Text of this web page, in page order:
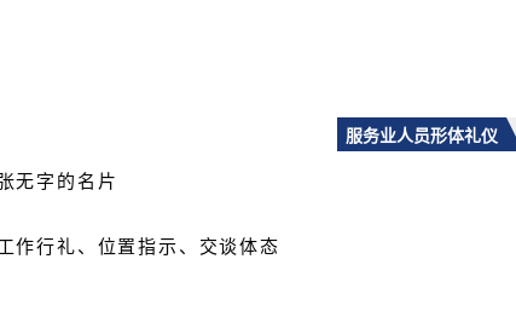
服务业人员形体礼仪
无字的名片
作行礼、位置指示、交谈体态